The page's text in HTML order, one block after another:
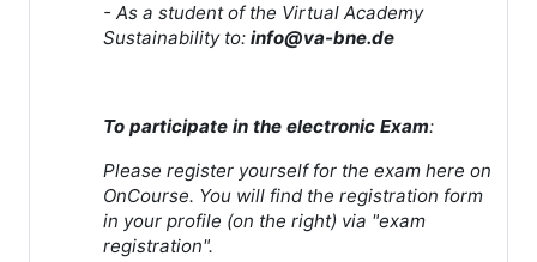
- As a student of the Virtual Academy
Sustainability to: info@va-bne.de
To participate in the electronic Exam:
Please register yourself for the exam here on
OnCourse. You will find the registration form
in your profile (on the right) via "exam
registration".